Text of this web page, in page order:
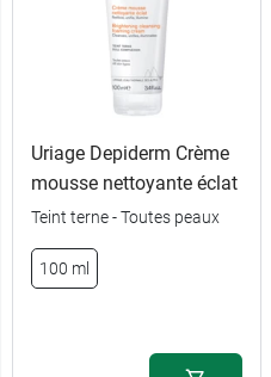
Uriage Depiderm Crème
mousse nettoyante éclat
Teint terne - Toutes peaux
100 ml